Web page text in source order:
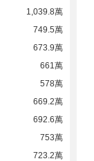
1,039.8萬
749.5萬
673.9萬
661萬
578萬
669.2萬
692.6萬
753萬
723.2萬